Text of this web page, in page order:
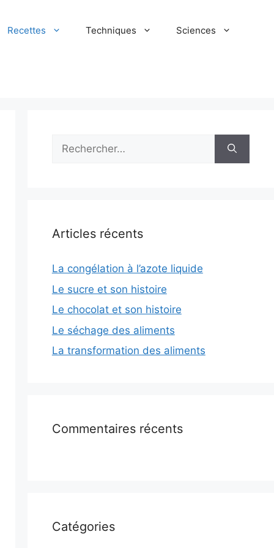
Recettes Techniques Sciences
Rechercher :
Articles récents
La congélation à l’azote liquide
Le sucre et son histoire
Le chocolat et son histoire
Le séchage des aliments
La transformation des aliments
Commentaires récents
Catégories